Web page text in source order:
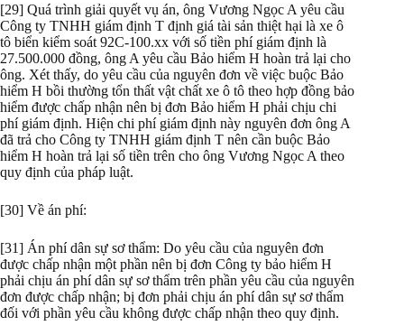
[29] Quá trình giải quyết vụ án, ông Vương Ngọc A yêu cầu
Công ty TNHH giám định T định giá tài sản thiệt hại là xe ô
tô biển kiểm soát 92C-100.xx với số tiền phí giám định là
27.500.000 đồng, ông A yêu cầu Bảo hiểm H hoàn trả lại cho
ông. Xét thấy, do yêu cầu của nguyên đơn về việc buộc Bảo
hiểm H bồi thường tổn thất vật chất xe ô tô theo hợp đồng bảo
hiểm được chấp nhận nên bị đơn Bảo hiểm H phải chịu chi
phí giám định. Hiện chi phí giám định này nguyên đơn ông A
đã trả cho Công ty TNHH giám định T nên cần buộc Bảo
hiểm H hoàn trả lại số tiền trên cho ông Vương Ngọc A theo
quy định của pháp luật.
[30] Về án phí:
[31] Án phí dân sự sơ thẩm: Do yêu cầu của nguyên đơn
được chấp nhận một phần nên bị đơn Công ty bảo hiểm H
phải chịu án phí dân sự sơ thẩm trên phần yêu cầu của nguyên
đơn được chấp nhận; bị đơn phải chịu án phí dân sự sơ thẩm
đối với phần yêu cầu không được chấp nhận theo quy định.